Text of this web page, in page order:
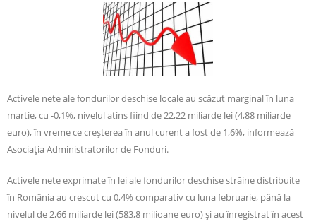
Activele nete ale fondurilor deschise locale au scăzut marginal în luna
martie, cu -0,1%, nivelul atins fiind de 22,22 miliarde lei (4,88 miliarde
euro), în vreme ce creşterea în anul curent a fost de 1,6%, informează
Asociaţia Administratorilor de Fonduri.
Activele nete exprimate în lei ale fondurilor deschise străine distribuite
în România au crescut cu 0,4% comparativ cu luna februarie, până la
nivelul de 2,66 miliarde lei (583,8 milioane euro) şi au înregistrat în acest